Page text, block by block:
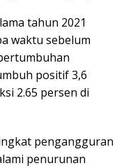
tahun 2021
waktu sebelum
positif 3,6
2.65 persen di
pengangguran
penurunan